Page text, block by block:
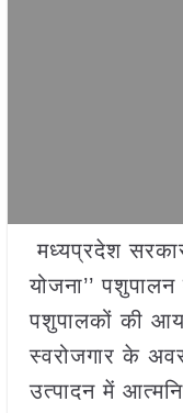
मध्यप्रदेश
योजना’’
पशुपालकों की
स्वरोजगार के
उत्पादन में